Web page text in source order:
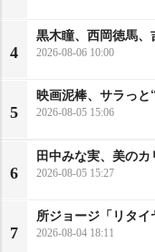
4
黒木瞳、西岡徳馬
2026-08-06 10:00
5
映画泥棒、サラっと
2026-08-05 15:06
6
田中みな実、美のカ
2026-08-05 15:27
7
所ジョージ「リタイ
2026-08-04 18:11